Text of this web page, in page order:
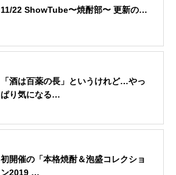
11/22 ShowTube〜焼酎部〜 更新の…
「酒は百薬の長」というけれど…やっ
ぱり気になる…
初開催の「本格焼酎＆泡盛コレクショ
ン2019 …